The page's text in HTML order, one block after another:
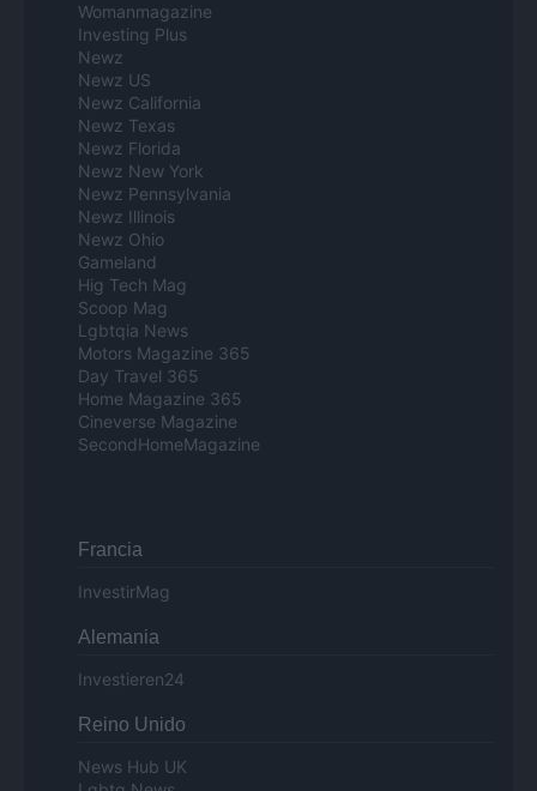
Womanmagazine
Investing Plus
Newz
Newz US
Newz California
Newz Texas
Newz Florida
Newz New York
Newz Pennsylvania
Newz Illinois
Newz Ohio
Gameland
Hig Tech Mag
Scoop Mag
Lgbtqia News
Motors Magazine 365
Day Travel 365
Home Magazine 365
Cineverse Magazine
SecondHomeMagazine
Francia
InvestirMag
Alemania
Investieren24
Reino Unido
News Hub UK